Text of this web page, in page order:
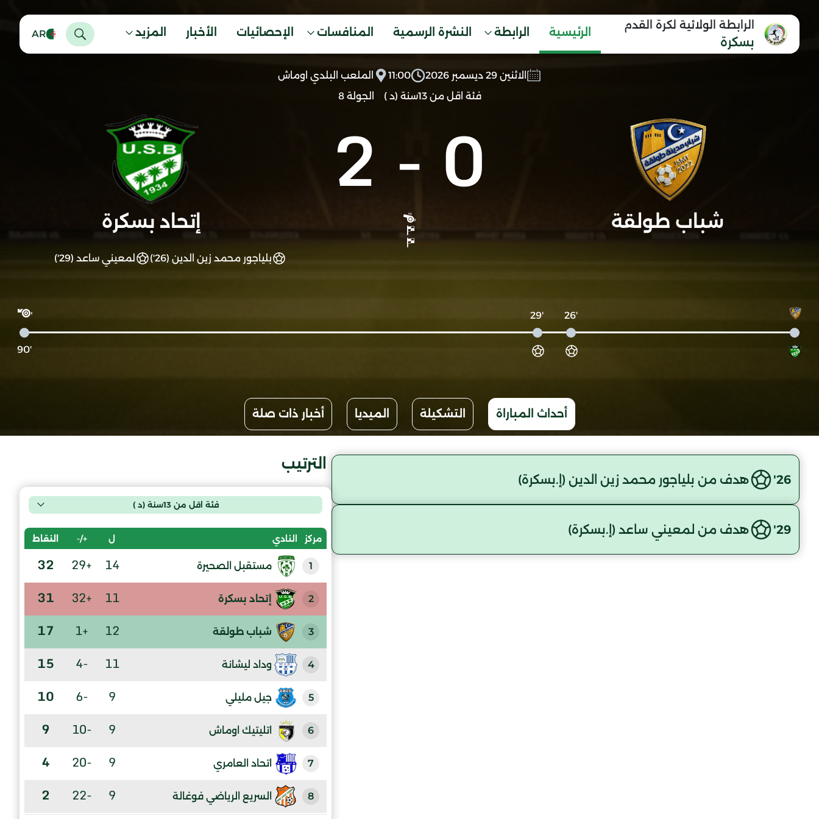
الرابطة الولائية لكرة القدم
بسكرة
الرئيسية الرابطة النشرة الرسمية المنافسات الإحصائيات الأخبار المزيد AR
الاثنين 29 ديسمبر 2026 11:00
الملعب البلدي اوماش
فئة اقل من 13سنة (د )
الجولة 8
شباب طولقة
0
-
2
إتحاد بسكرة
بلياجور محمد زين الدين (26') لمعيني ساعد (29')
'26
'29
'90
أحداث المباراة التشكيلة الميديا أخبار ذات صلة
26' هدف من بلياجور محمد زين الدين (إ.بسكرة)
29' هدف من لمعيني ساعد (إ.بسكرة)
الترتيب
فئة اقل من 13سنة (د )
مركز النادي ل +/- النقاط
1 مستقبل الصحيرة 14
+29
32
2 إتحاد بسكرة 11
+32
31
3 شباب طولقة 12
+1
17
4 وداد ليشانة 11
-4
15
5 جيل مليلي 9
-6
10
6 اتليتيك اوماش 9
-10
9
7 اتحاد العامري 9
-20
4
8 السريع الرياضي فوغالة 9
-22
2